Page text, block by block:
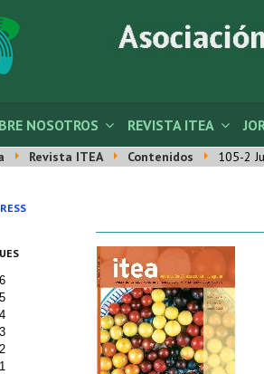
NOSOTROS REVISTA ITEA
Revista ITEA Contenidos 105-2